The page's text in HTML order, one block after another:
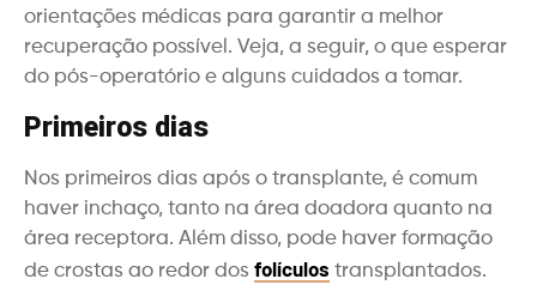
orientações médicas para garantir a melhor
recuperação possível. Veja, a seguir, o que esperar
do pós-operatório e alguns cuidados a tomar.
Primeiros dias
Nos primeiros dias após o transplante, é comum
haver inchaço, tanto na área doadora quanto na
área receptora. Além disso, pode haver formação
de crostas ao redor dos folículos transplantados.